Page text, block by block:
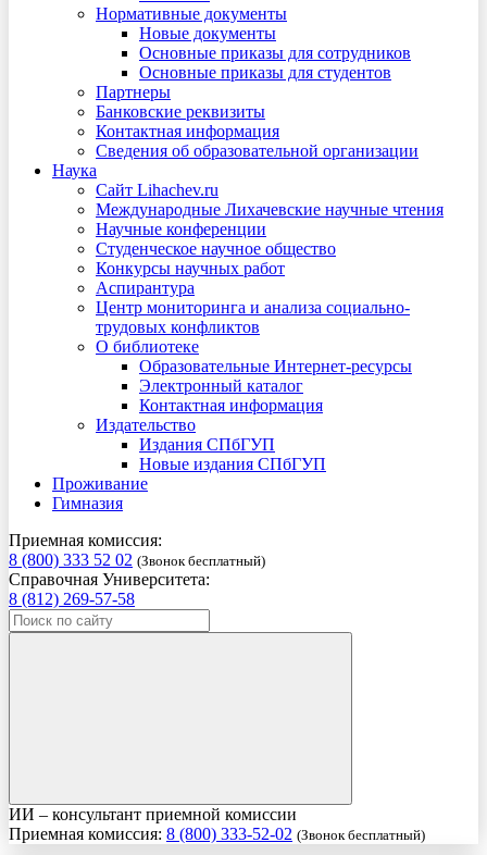
Нормативные документы
Новые документы
Основные приказы для сотрудников
Основные приказы для студентов
Партнеры
Банковские реквизиты
Контактная информация
Сведения об образовательной организации
Наука
Сайт Lihachev.ru
Международные Лихачевские научные чтения
Научные конференции
Студенческое научное общество
Конкурсы научных работ
Аспирантура
Центр мониторинга и анализа социально-
трудовых конфликтов
О библиотеке
Образовательные Интернет-ресурсы
Электронный каталог
Контактная информация
Издательство
Издания СПбГУП
Новые издания СПбГУП
Проживание
Гимназия
Приемная комиссия:
8 (800) 333 52 02 (Звонок бесплатный)
Справочная Университета:
8 (812) 269-57-58
ИИ – консультант приемной комиссии
Приемная комиссия: 8 (800) 333-52-02 (Звонок бесплатный)